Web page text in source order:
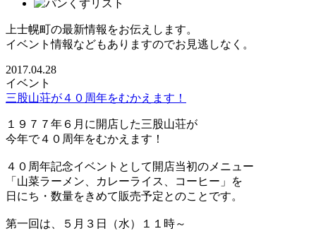
上士幌町の最新情報をお伝えします。
イベント情報などもありますのでお見逃しなく。
2017.04.28
イベント
三股山荘が４０周年をむかえます！
１９７７年６月に開店した三股山荘が
今年で４０周年をむかえます！
４０周年記念イベントとして開店当初のメニュー
「山菜ラーメン、カレーライス、コーヒー」を
日にち・数量をきめて販売予定とのことです。
第一回は、５月３日（水）１１時～